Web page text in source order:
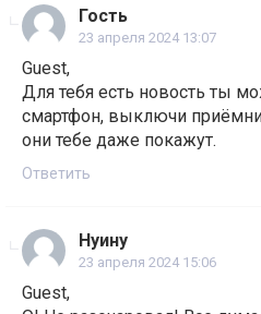
Гость
23 апреля 2024 13:07
Guest,
Для тебя есть новость ты
смартфон, выключи
они тебе даже покажут.
Ответить
Нуину
23 апреля 2024 15:06
Guest,